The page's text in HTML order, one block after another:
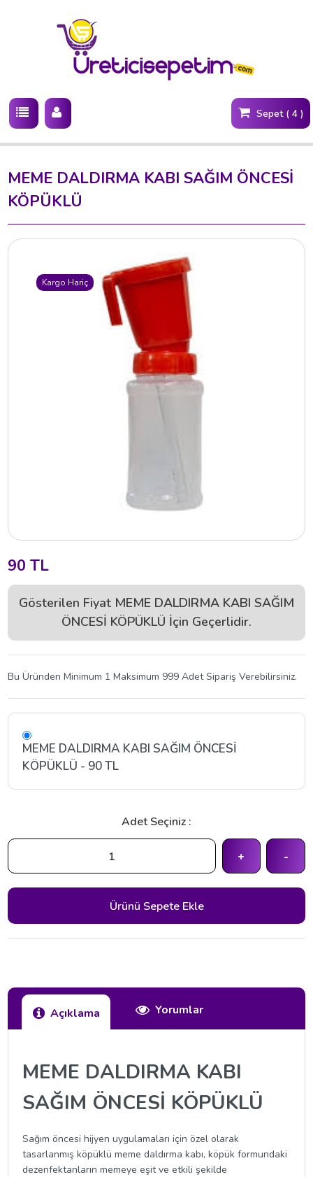
Sepet ( 4 )
MEME DALDIRMA KABI SAĞIM ÖNCESİ
KÖPÜKLÜ
Kargo Hariç
90 TL
Gösterilen Fiyat MEME DALDIRMA KABI SAĞIM
ÖNCESİ KÖPÜKLÜ İçin Geçerlidir.
Bu Üründen Minimum 1 Maksimum 999 Adet Sipariş Verebilirsiniz.
MEME DALDIRMA KABI SAĞIM ÖNCESİ
KÖPÜKLÜ - 90 TL
Adet Seçiniz :
+ -
Açıklama Yorumlar
MEME DALDIRMA KABI
SAĞIM ÖNCESİ KÖPÜKLÜ
Sağım öncesi hijyen uygulamaları için özel olarak
tasarlanmış köpüklü meme daldırma kabı, köpük formundaki
dezenfektanların memeye eşit ve etkili şekilde